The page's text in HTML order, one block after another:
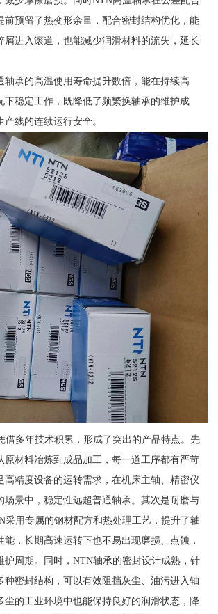
前预留了热变形余量，配合密封结构优化，能
屑进入滚道，也能减少润滑材料的流失，延长
轴承的高温使用寿命提升数倍，能在持续高
下稳定工作，既降低了频繁换轴承的维护成
线的连续运行安全。
借多年技术积累，形成了突出的产品特点。先
原材料冶炼到成品加工，每一道工序都有严苛
高精度设备的运转需求，在机床主轴、精密仪
场景中，稳定性远超普通轴承。其次是耐磨与
采用专属的钢材配方和热处理工艺，提升了轴
，长期高速运转下也不易出现磨损、点蚀，
护周期。同时，NTN轴承的密封设计成熟，针
种密封结构，可以有效阻挡灰尘、油污进入轴
尘的工业环境中也能保持良好的润滑状态，降